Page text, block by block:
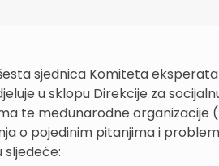
šesta sjednica Komiteta
u sklopu Direkcije za
te međunarodne organizacije
o pojedinim pitanjima i
sljedeće: